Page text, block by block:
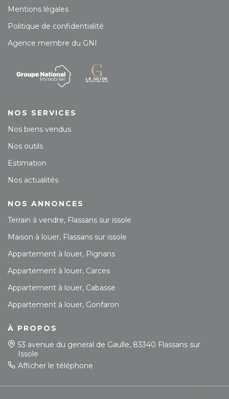
Mentions légales
Politique de confidentialité
Agence membre du GNI
NOS SERVICES
Nos biens vendus
Nos outils
Estimation
Nos actualités
NOS ANNONCES
Terrain à vendre, Flassans sur issole
Maison à louer, Flassans sur issole
Appartement à louer, Pignans
Appartement à louer, Carces
Appartement à louer, Cabasse
Appartement à louer, Gonfaron
À PROPOS
53 avenue du general de Gaulle, 83340 Flassans sur
Issole
Afficher le téléphone